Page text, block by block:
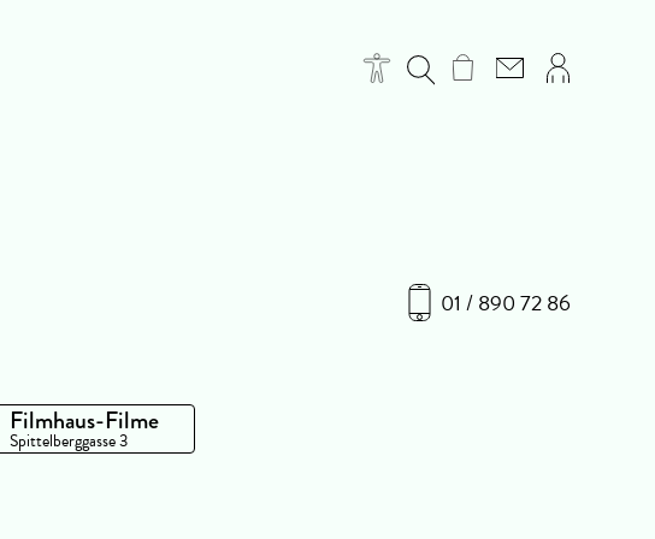
01 / 890 72 86
Filmhaus-Filme
Spittelberggasse 3